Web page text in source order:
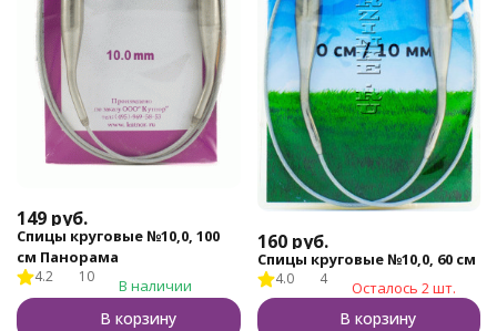
149 руб.
Спицы круговые №10,0, 100
см Панорама
4.2 10 В наличии
В корзину
160 руб.
Спицы круговые №10,0, 60 см
4.0 4 Осталось 2 шт.
В корзину